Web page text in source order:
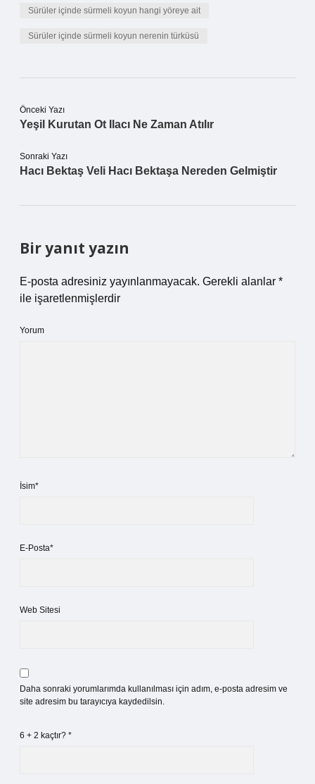
Sürüler içinde sürmeli koyun hangi yöreye ait
Sürüler içinde sürmeli koyun nerenin türküsü
Önceki Yazı
Yeşil Kurutan Ot Ilacı Ne Zaman Atılır
Sonraki Yazı
Hacı Bektaş Veli Hacı Bektaşa Nereden Gelmiştir
Bir yanıt yazın
E-posta adresiniz yayınlanmayacak. Gerekli alanlar *
ile işaretlenmişlerdir
Yorum
İsim*
E-Posta*
Web Sitesi
Daha sonraki yorumlarımda kullanılması için adım, e-posta adresim ve
site adresim bu tarayıcıya kaydedilsin.
6 + 2 kaçtır? *